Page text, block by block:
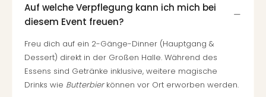
Auf welche Verpflegung kann ich mich bei
diesem Event freuen?
Freu dich auf ein 2-Gänge-Dinner (Hauptgang &
Dessert) direkt in der Großen Halle. Während des
Essens sind Getränke inklusive, weitere magische
Drinks wie Butterbierkönnen vor Ort erworben werden.